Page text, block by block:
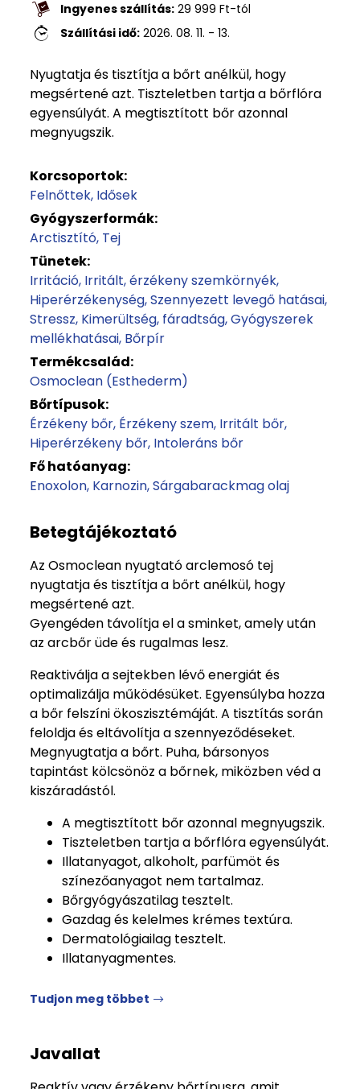
Ingyenes szállítás: 29 999 Ft-tól
Szállítási idő: 2026. 08. 11. - 13.
Nyugtatja és tisztítja a bőrt anélkül, hogy
megsértené azt. Tiszteletben tartja a bőrflóra
egyensúlyát. A megtisztított bőr azonnal
megnyugszik.
Korcsoportok:
Felnőttek Idősek
Gyógyszerformák:
Arctisztító Tej
Tünetek:
Irritáció Irritált, érzékeny szemkörnyék
Hiperérzékenység Szennyezett levegő hatásai
Stressz Kimerültség, fáradtság Gyógyszerek
mellékhatásai Bőrpír
Termékcsalád:
Osmoclean (Esthederm)
Bőrtípusok:
Érzékeny bőr Érzékeny szem Irritált bőr
Hiperérzékeny bőr Intoleráns bőr
Fő hatóanyag:
Enoxolon Karnozin Sárgabarackmag olaj
Betegtájékoztató
Az Osmoclean nyugtató arclemosó tej
nyugtatja és tisztítja a bőrt anélkül, hogy
megsértené azt.
Gyengéden távolítja el a sminket, amely után
az arcbőr üde és rugalmas lesz.
Reaktiválja a sejtekben lévő energiát és
optimalizálja működésüket. Egyensúlyba hozza
a bőr felszíni ökoszisztémáját. A tisztítás során
feloldja és eltávolítja a szennyeződéseket.
Megnyugtatja a bőrt. Puha, bársonyos
tapintást kölcsönöz a bőrnek, miközben véd a
kiszáradástól.
A megtisztított bőr azonnal megnyugszik.
Tiszteletben tartja a bőrflóra egyensúlyát.
Illatanyagot, alkoholt, parfümöt és
színezőanyagot nem tartalmaz.
Bőrgyógyászatilag tesztelt.
Gazdag és kelelmes krémes textúra.
Dermatológiailag tesztelt.
Illatanyagmentes.
Tudjon meg többet
Javallat